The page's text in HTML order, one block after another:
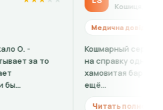
Кошиця, 7-А · Google
Кошмарный сервис!! По телефону и на
на справку одна цена, но по факту на
хамовитая барышня сказала цену
ещё...